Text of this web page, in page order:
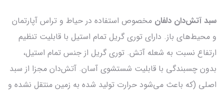
سبد آتش‌دان دلفان مخصوص استفاده در حیاط و تراس آپارتمان
و محیط‌های باز. دارای توری گریل تمام استیل با قابلیت تنظیم
ارتفاع نسبت به شعله آتش. توری گریل از جنس تمام استیل،
بدون چسبندگی با قابلیت شستشوی آسان. آتش‌دان مجزا از سبد
اصلی (که باعث می‌شود حرارت تولید شده به زمین منتقل نشده و